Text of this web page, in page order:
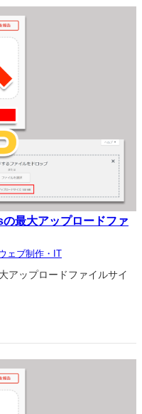
最大アップロードファ
ェブ制作・IT
アップロードファイルサイ